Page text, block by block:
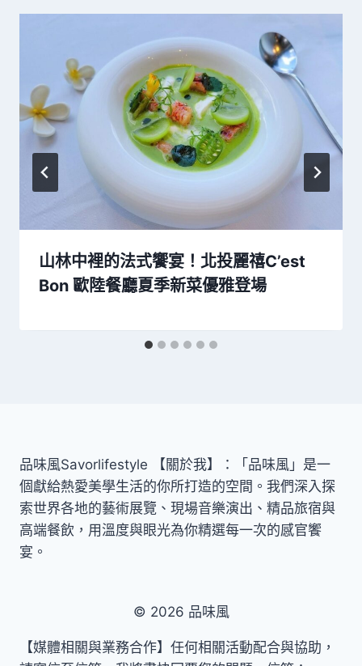
山林中裡的法式饗宴！北投麗禧C’est
Bon 歐陸餐廳夏季新菜優雅登場
品味風Savorlifestyle 【關於我】：「品味風」是一
個獻給熱愛美學生活的你所打造的空間。我們深入探
索世界各地的藝術展覽、現場音樂演出、精品旅宿與
高端餐飲，用溫度與眼光為你精選每一次的感官饗
宴。
© 2026 品味風
【媒體相關與業務合作】任何相關活動配合與協助，